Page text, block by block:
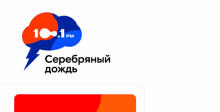
Москва 100.1 FM
Апатиты